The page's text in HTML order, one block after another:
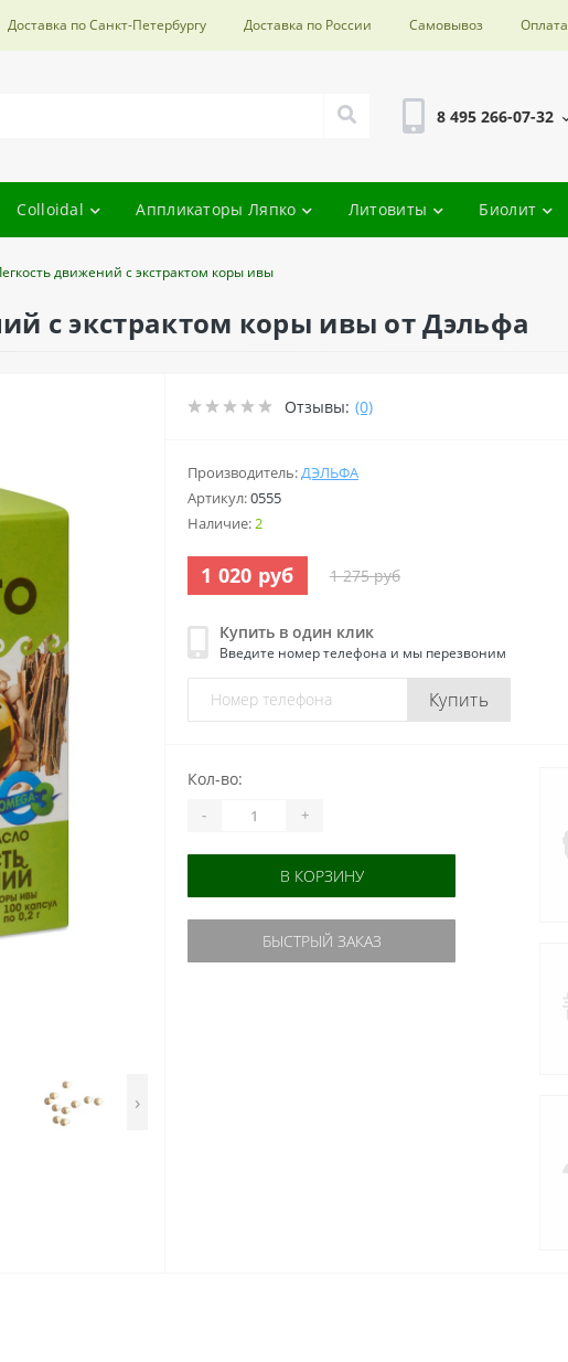
Доставка по Санкт-Петербургу Доставка по России Самовывоз Оплата
8 495 266-07-32
Colloidal Аппликаторы Ляпко Литовиты Биолит
движений с экстрактом коры ивы
с экстрактом коры ивы от Дэльфа
›
Отзывы: (0)
Производитель:ДЭЛЬФА
Артикул:0555
Наличие:2
1 020 руб 1 275 руб
Купить в один клик
Введите номер телефона и мы перезвоним
Купить
Кол-во:
- +
В КОРЗИНУ
БЫСТРЫЙ ЗАКАЗ